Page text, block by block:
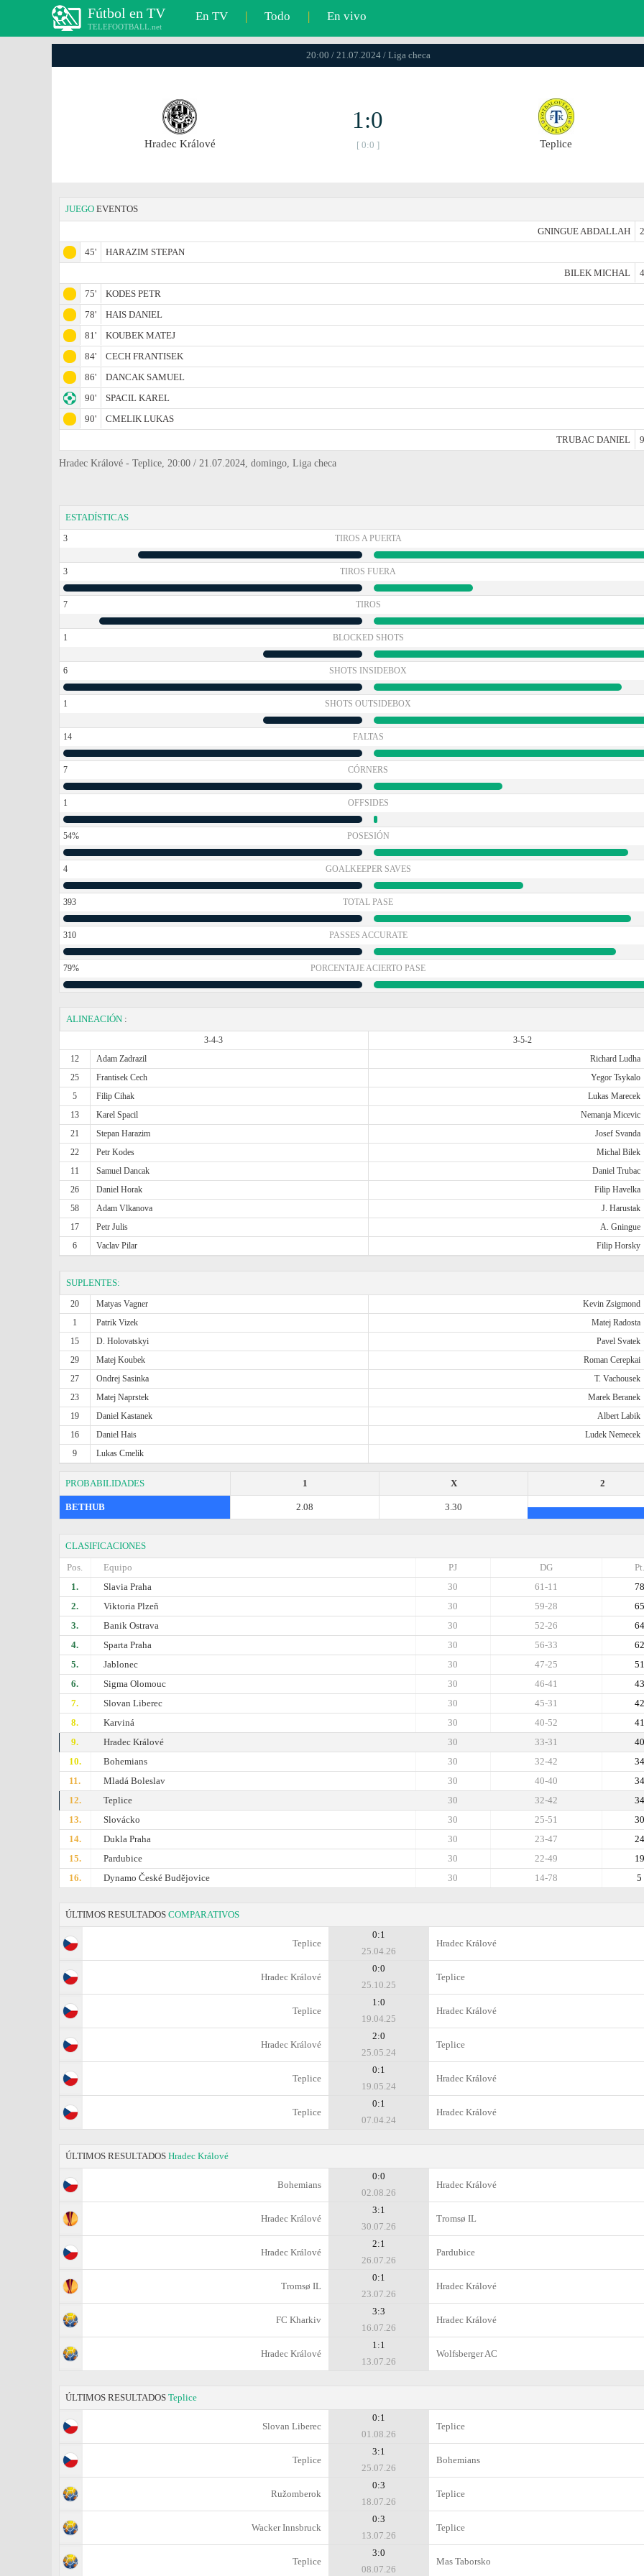
Fútbol en TV
TELEFOOTBALL.net
En TV | Todo | En vivo
20:00 / 21.07.2024 / Liga checa
Hradec Králové
1:0
[ 0:0 ] Teplice
JUEGO EVENTOS
GNINGUE ABDALLAH
45'
HARAZIM STEPAN
BILEK MICHAL
75'
KODES PETR
78'
HAIS DANIEL
81'
KOUBEK MATEJ
84'
CECH FRANTISEK
86'
DANCAK SAMUEL
90'
SPACIL KAREL
90'
CMELIK LUKAS
TRUBAC DANIEL
Hradec Králové - Teplice, 20:00 / 21.07.2024, domingo, Liga checa
ESTADÍSTICAS
3 TIROS A PUERTA
3 TIROS FUERA
7 TIROS
1 BLOCKED SHOTS
6 SHOTS INSIDEBOX
1 SHOTS OUTSIDEBOX
14 FALTAS
7 CÓRNERS
1 OFFSIDES
54% POSESIÓN
4 GOALKEEPER SAVES
393 TOTAL PASE
310 PASSES ACCURATE
79% PORCENTAJE ACIERTO PASE
ALINEACIÓN :
3-4-3
3-5-2
12
Adam Zadrazil Richard Ludha
25
Frantisek Cech Yegor Tsykalo
5
Filip Cihak Lukas Marecek
13
Karel Spacil Nemanja Micevic
21
Stepan Harazim Josef Svanda
22
Petr Kodes Michal Bilek
11
Samuel Dancak Daniel Trubac
26
Daniel Horak Filip Havelka
58
Adam Vlkanova J. Harustak
17
Petr Julis A. Gningue
6
Vaclav Pilar Filip Horsky
SUPLENTES:
20 Matyas Vagner Kevin Zsigmond
1
Patrik Vizek Matej Radosta
15
D. Holovatskyi Pavel Svatek
29
Matej Koubek Roman Cerepkai
27
Ondrej Sasinka T. Vachousek
23
Matej Naprstek Marek Beranek
19
Daniel Kastanek Albert Labik
16
Daniel Hais Ludek Nemecek
9
Lukas Cmelik
PROBABILIDADES 2
X
1
BETHUB 3.30
2.08
CLASIFICACIONES
Pos.
Equipo Pt.
DG
PJ
1.
Slavia Praha 78
61-11
30
2.
Viktoria Plzeň 65
59-28
30
3.
Banik Ostrava 64
52-26
30
4.
Sparta Praha 62
56-33
30
5.
Jablonec 51
47-25
30
6.
Sigma Olomouc 43
46-41
30
7.
Slovan Liberec 42
45-31
30
8.
Karviná 41
40-52
30
9.
Hradec Králové 40
33-31
30
10.
Bohemians 34
32-42
30
11.
Mladá Boleslav 34
40-40
30
12.
Teplice 34
32-42
30
13.
Slovácko 30
25-51
30
14.
Dukla Praha 24
23-47
30
15.
Pardubice 19
22-49
30
16.
Dynamo České Budějovice 5
14-78
30
ÚLTIMOS RESULTADOS COMPARATIVOS
Teplice
0:1
25.04.26
Hradec Králové
Hradec Králové
0:0
25.10.25
Teplice
Teplice
1:0
19.04.25
Hradec Králové
Hradec Králové
2:0
25.05.24
Teplice
Teplice
0:1
19.05.24
Hradec Králové
Teplice
0:1
07.04.24
Hradec Králové
ÚLTIMOS RESULTADOS Hradec Králové
Bohemians
0:0
02.08.26
Hradec Králové
Hradec Králové
3:1
30.07.26
Tromsø IL
Hradec Králové
2:1
26.07.26
Pardubice
Tromsø IL
0:1
23.07.26
Hradec Králové
FC Kharkiv
3:3
16.07.26
Hradec Králové
Hradec Králové
1:1
13.07.26
Wolfsberger AC
ÚLTIMOS RESULTADOS Teplice
Slovan Liberec
0:1
01.08.26
Teplice
Teplice
3:1
25.07.26
Bohemians
Ružomberok
0:3
18.07.26
Teplice
Wacker Innsbruck
0:3
13.07.26
Teplice
Teplice
3:0
08.07.26
Mas Taborsko